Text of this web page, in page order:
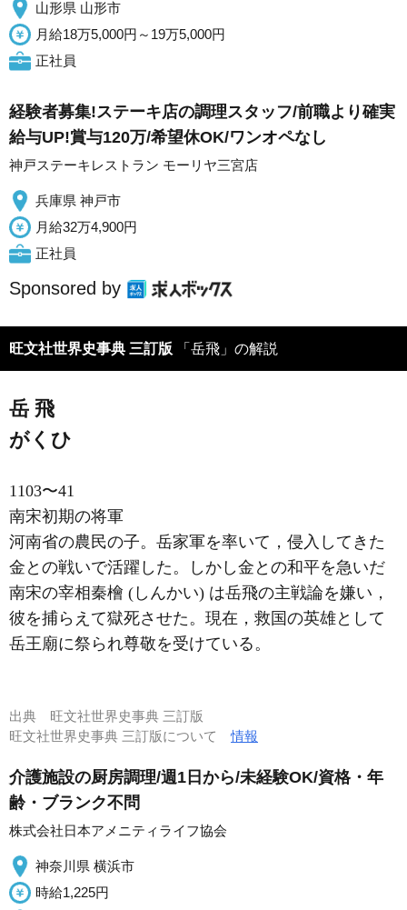
山形県 山形市
月給18万5,000円～19万5,000円
正社員
経験者募集!ステーキ店の調理スタッフ/前職より確実
給与UP!賞与120万/希望休OK/ワンオペなし
神戸ステーキレストラン モーリヤ三宮店
兵庫県 神戸市
月給32万4,900円
正社員
Sponsored by
旺文社世界史事典 三訂版 「岳飛」の解説
岳 飛
がくひ
1103〜41
南宋初期の将軍
河南省の農民の子。岳家軍を率いて，侵入してきた
金との戦いで活躍した。しかし金との和平を急いだ
南宋の宰相秦檜 (しんかい) は岳飛の主戦論を嫌い，
彼を捕らえて獄死させた。現在，救国の英雄として
岳王廟に祭られ尊敬を受けている。
出典 旺文社世界史事典 三訂版
旺文社世界史事典 三訂版について情報
介護施設の厨房調理/週1日から/未経験OK/資格・年
齢・ブランク不問
株式会社日本アメニティライフ協会
神奈川県 横浜市
時給1,225円